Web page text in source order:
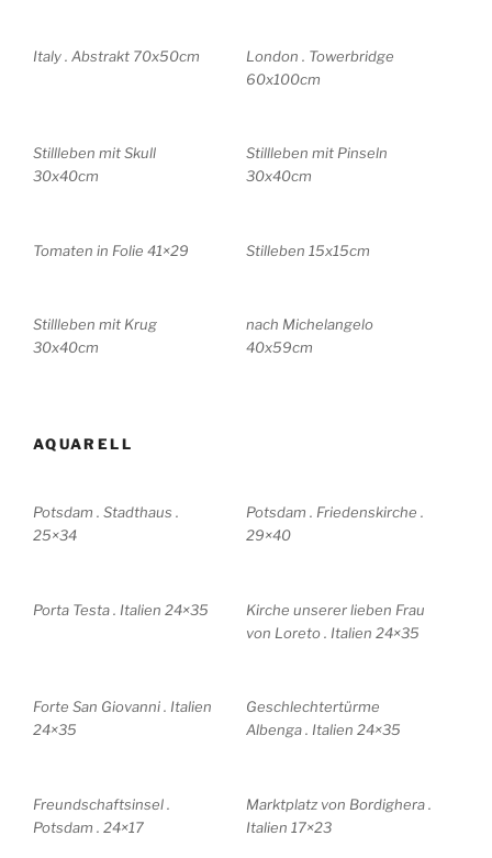
Italy . Abstrakt 70x50cm
London . Towerbridge
60x100cm
Stillleben mit Skull
30x40cm
Stillleben mit Pinseln
30x40cm
Tomaten in Folie 41×29 Stilleben 15x15cm
Stillleben mit Krug
30x40cm
nach Michelangelo
40x59cm
AQUARELL
Potsdam . Stadthaus .
25×34
Potsdam . Friedenskirche .
29×40
Porta Testa . Italien 24×35
Kirche unserer lieben Frau
von Loreto . Italien 24×35
Forte San Giovanni . Italien
24×35
Geschlechtertürme
Albenga . Italien 24×35
Freundschaftsinsel .
Potsdam . 24×17
Marktplatz von Bordighera .
Italien 17×23